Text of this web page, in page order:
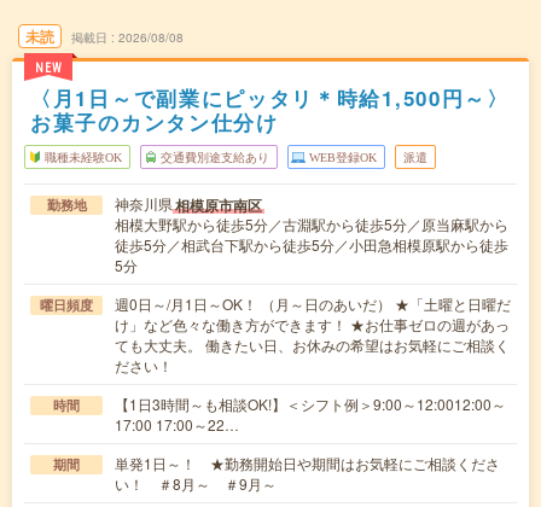
未読
NEW
掲載日 2026/08/08
〈月1日～で副業にピッタリ＊時給1,500円～〉
お菓子のカンタン仕分け
職種未経験OK 交通費別途支給あり WEB登録OK 派遣
勤務地 神奈川県相模原市南区
相模大野駅から徒歩5分／古淵駅から徒歩5分／原当麻駅から
徒歩5分／相武台下駅から徒歩5分／小田急相模原駅から徒歩
5分
曜日頻度
週0日～/月1日～OK！ （月～日のあいだ） ★「土曜と日曜だ
け」など色々な働き方ができます！ ★お仕事ゼロの週があっ
ても大丈夫。 働きたい日、お休みの希望はお気軽にご相談く
ださい！
時間
【1日3時間～も相談OK!】＜シフト例＞9:00～12:0012:00～
17:00 17:00～22…
期間
単発1日～！ ★勤務開始日や期間はお気軽にご相談くださ
い！ ＃8月～ ＃9月～